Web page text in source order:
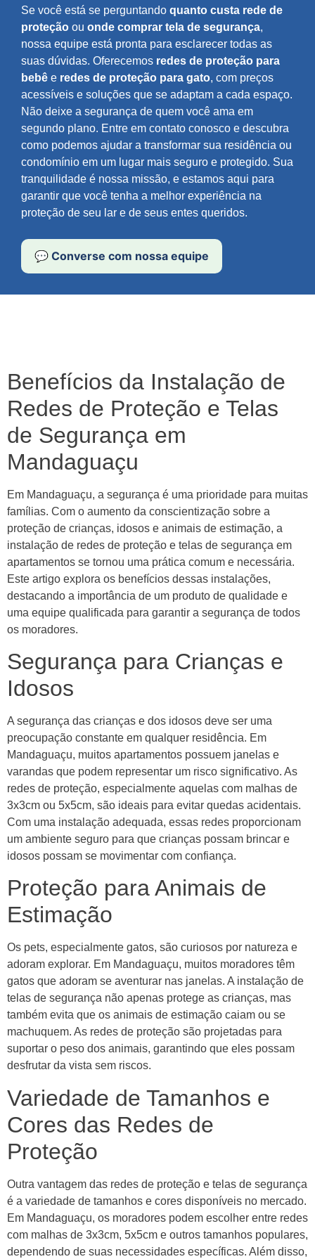
Se você está se perguntando quanto custa rede de
proteção ou onde comprar tela de segurança,
nossa equipe está pronta para esclarecer todas as
suas dúvidas. Oferecemos redes de proteção para
bebê e redes de proteção para gato, com preços
acessíveis e soluções que se adaptam a cada espaço.
Não deixe a segurança de quem você ama em
segundo plano. Entre em contato conosco e descubra
como podemos ajudar a transformar sua residência ou
condomínio em um lugar mais seguro e protegido. Sua
tranquilidade é nossa missão, e estamos aqui para
garantir que você tenha a melhor experiência na
proteção de seu lar e de seus entes queridos.
💬 Converse com nossa equipe
Benefícios da Instalação de
Redes de Proteção e Telas
de Segurança em
Mandaguaçu
Em Mandaguaçu, a segurança é uma prioridade para muitas
famílias. Com o aumento da conscientização sobre a
proteção de crianças, idosos e animais de estimação, a
instalação de redes de proteção e telas de segurança em
apartamentos se tornou uma prática comum e necessária.
Este artigo explora os benefícios dessas instalações,
destacando a importância de um produto de qualidade e
uma equipe qualificada para garantir a segurança de todos
os moradores.
Segurança para Crianças e
Idosos
A segurança das crianças e dos idosos deve ser uma
preocupação constante em qualquer residência. Em
Mandaguaçu, muitos apartamentos possuem janelas e
varandas que podem representar um risco significativo. As
redes de proteção, especialmente aquelas com malhas de
3x3cm ou 5x5cm, são ideais para evitar quedas acidentais.
Com uma instalação adequada, essas redes proporcionam
um ambiente seguro para que crianças possam brincar e
idosos possam se movimentar com confiança.
Proteção para Animais de
Estimação
Os pets, especialmente gatos, são curiosos por natureza e
adoram explorar. Em Mandaguaçu, muitos moradores têm
gatos que adoram se aventurar nas janelas. A instalação de
telas de segurança não apenas protege as crianças, mas
também evita que os animais de estimação caiam ou se
machuquem. As redes de proteção são projetadas para
suportar o peso dos animais, garantindo que eles possam
desfrutar da vista sem riscos.
Variedade de Tamanhos e
Cores das Redes de
Proteção
Outra vantagem das redes de proteção e telas de segurança
é a variedade de tamanhos e cores disponíveis no mercado.
Em Mandaguaçu, os moradores podem escolher entre redes
com malhas de 3x3cm, 5x5cm e outros tamanhos populares,
dependendo de suas necessidades específicas. Além disso,